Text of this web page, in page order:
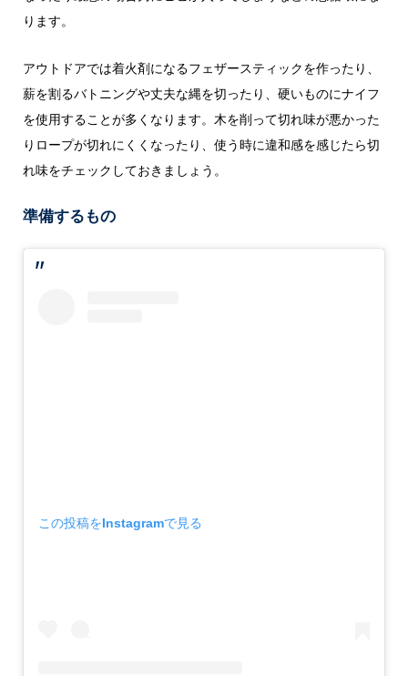
ります。
アウトドアでは着火剤になるフェザースティックを作ったり、
薪を割るバトニングや丈夫な縄を切ったり、硬いものにナイフ
を使用することが多くなります。木を削って切れ味が悪かった
りロープが切れにくくなったり、使う時に違和感を感じたら切
れ味をチェックしておきましょう。
準備するもの
この投稿をInstagramで見る